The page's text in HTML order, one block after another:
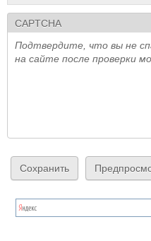
CAPTCHA
Подтвердите, что вы не
на сайте после проверки